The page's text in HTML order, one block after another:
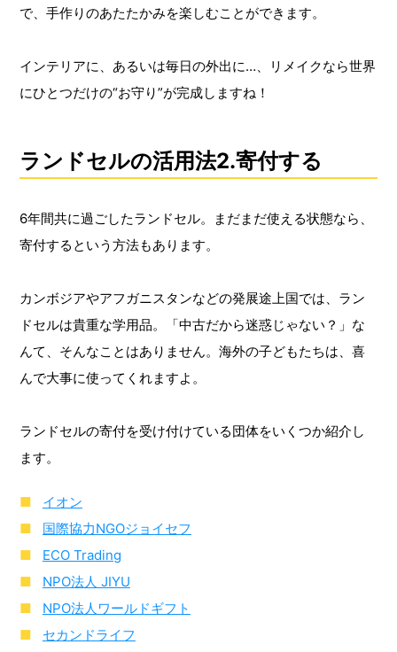
で、手作りのあたたかみを楽しむことができます。
インテリアに、あるいは毎日の外出に…、リメイクなら世界
にひとつだけの“お守り”が完成しますね！
ランドセルの活用法2.寄付する
6年間共に過ごしたランドセル。まだまだ使える状態なら、
寄付するという方法もあります。
カンボジアやアフガニスタンなどの発展途上国では、ラン
ドセルは貴重な学用品。「中古だから迷惑じゃない？」な
んて、そんなことはありません。海外の子どもたちは、喜
んで大事に使ってくれますよ。
ランドセルの寄付を受け付けている団体をいくつか紹介し
ます。
イオン
国際協力NGOジョイセフ
ECO Trading
NPO法人 JIYU
NPO法人ワールドギフト
セカンドライフ